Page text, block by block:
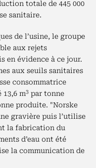
totale de 445 000
sanitaire.
de l’usine, le groupe
aux rejets
en évidence à ce jour.
aux seuils sanitaires
consommatrice
13,6 m3 par tonne
produite. "Norske
gravière puis l’utilise
la fabrication du
d’eau ont été
la communication de